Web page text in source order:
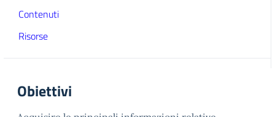
Contenuti
Risorse
Obiettivi